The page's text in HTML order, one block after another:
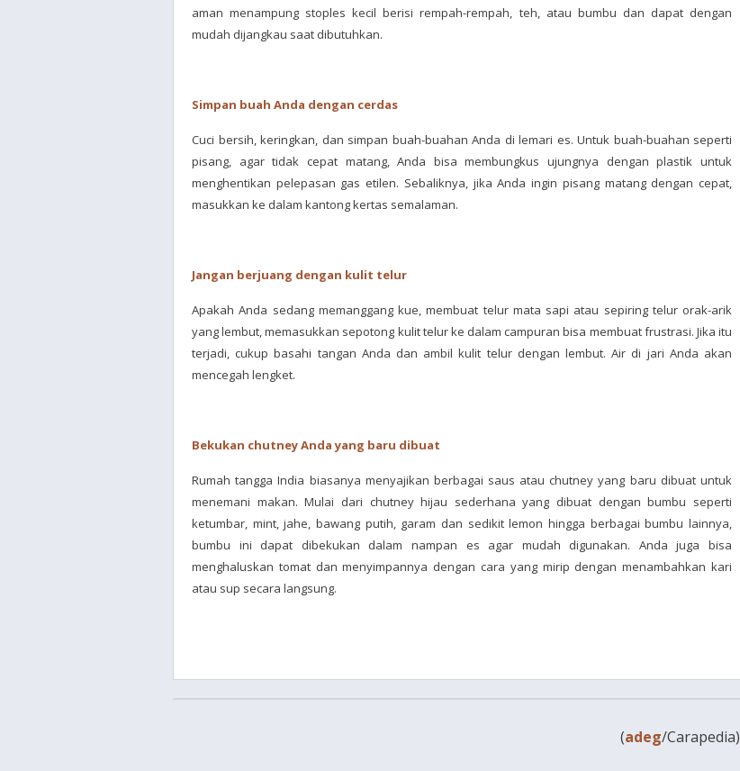
aman menampung stoples kecil berisi rempah-rempah, teh, atau bumbu dan dapat dengan
mudah dijangkau saat dibutuhkan.
Simpan buah Anda dengan cerdas
Cuci bersih, keringkan, dan simpan buah-buahan Anda di lemari es. Untuk buah-buahan seperti
pisang, agar tidak cepat matang, Anda bisa membungkus ujungnya dengan plastik untuk
menghentikan pelepasan gas etilen. Sebaliknya, jika Anda ingin pisang matang dengan cepat,
masukkan ke dalam kantong kertas semalaman.
Jangan berjuang dengan kulit telur
Apakah Anda sedang memanggang kue, membuat telur mata sapi atau sepiring telur orak-arik
yang lembut, memasukkan sepotong kulit telur ke dalam campuran bisa membuat frustrasi. Jika itu
terjadi, cukup basahi tangan Anda dan ambil kulit telur dengan lembut. Air di jari Anda akan
mencegah lengket.
Bekukan chutney Anda yang baru dibuat
Rumah tangga India biasanya menyajikan berbagai saus atau chutney yang baru dibuat untuk
menemani makan. Mulai dari chutney hijau sederhana yang dibuat dengan bumbu seperti
ketumbar, mint, jahe, bawang putih, garam dan sedikit lemon hingga berbagai bumbu lainnya,
bumbu ini dapat dibekukan dalam nampan es agar mudah digunakan. Anda juga bisa
menghaluskan tomat dan menyimpannya dengan cara yang mirip dengan menambahkan kari
atau sup secara langsung.
(adeg/Carapedia)